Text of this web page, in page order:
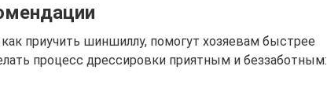
приучить шиншиллу, помогут хозяевам быстрее
процесс дрессировки приятным и беззаботным: